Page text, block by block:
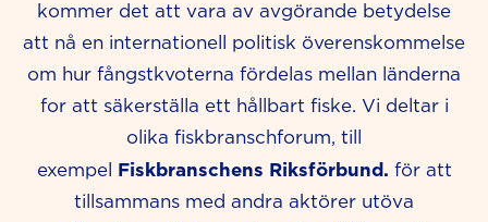
kommer det att vara av avgörande betydelse
att nå en internationell politisk överenskommelse
om hur fångstkvoterna fördelas mellan länderna
for att säkerställa ett hållbart fiske. Vi deltar i
olika fiskbranschforum, till
exempel Fiskbranschens Riksförbund. för att
tillsammans med andra aktörer utöva